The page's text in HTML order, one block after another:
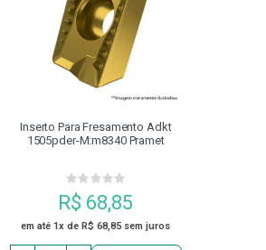
Inserto Para Fresamento Adkt
1505pder-M:m8340 Pramet
R$ 68,85
em até 1x de R$ 68,85 sem juros